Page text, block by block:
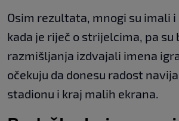
Osim rezultata, mnogi su imali
kada je riječ o strijelcima, pa su
razmišljanja izdvajali imena
očekuju da donesu radost
stadionu i kraj malih ekrana.